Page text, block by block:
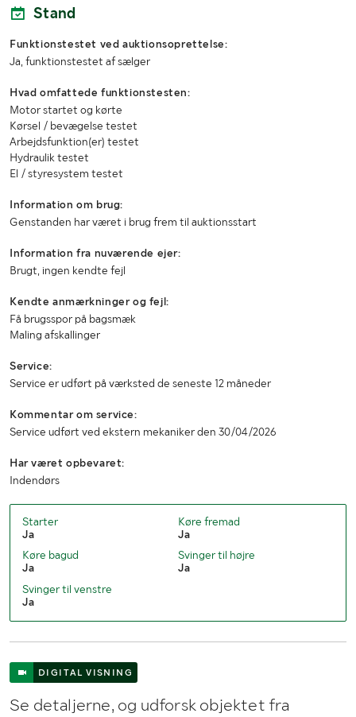
Stand
Funktionstestet ved auktionsoprettelse:
Ja, funktionstestet af sælger
Hvad omfattede funktionstesten:
Motor startet og kørte
Kørsel / bevægelse testet
Arbejdsfunktion(er) testet
Hydraulik testet
El / styresystem testet
Information om brug:
Genstanden har været i brug frem til auktionsstart
Information fra nuværende ejer:
Brugt, ingen kendte fejl
Kendte anmærkninger og fejl:
Få brugsspor på bagsmæk
Maling afskallinger
Service:
Service er udført på værksted de seneste 12 måneder
Kommentar om service:
Service udført ved ekstern mekaniker den 30/04/2026
Har været opbevaret:
Indendørs
Starter
Ja
Køre fremad
Ja
Køre bagud
Ja
Svinger til højre
Ja
Svinger til venstre
Ja
DIGITAL VISNING
Se detaljerne, og udforsk objektet fra